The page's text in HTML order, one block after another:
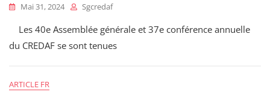
Mai 31, 2024 Sgcredaf
Les 40e Assemblée générale et 37e conférence annuelle
du CREDAF se sont tenues
ARTICLE FR